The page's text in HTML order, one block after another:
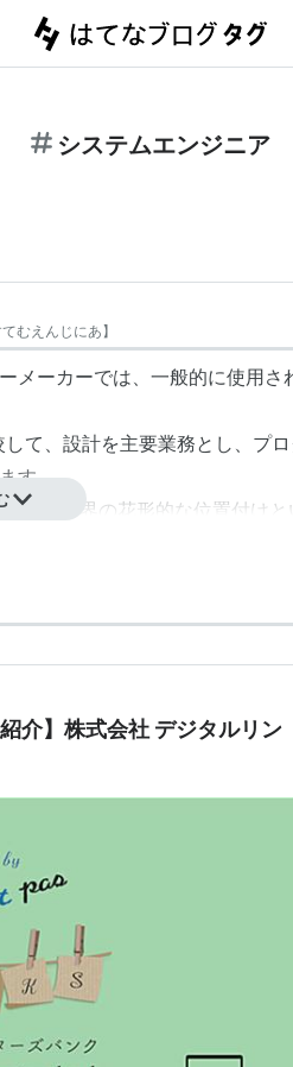
システムエンジニア
てむえんじにあ】
メーカーでは、一般的に使用さ
して、設計を主要業務とし、プ
す。
この業界の花形的な位置付けと
介】株式会社 デジタルリン